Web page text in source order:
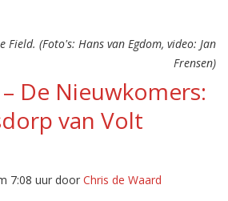
Field. (Foto's: Hans van Egdom, video: Jan
Frensen)
De Nieuwkomers:
van Volt
7:08 uur door Chris de Waard